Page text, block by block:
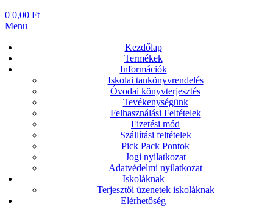
0 0,00 Ft
Menu
Kezdőlap
Termékek
Információk
Iskolai tankönyvrendelés
Óvodai könyvterjesztés
Tevékenységünk
Felhasználási Feltételek
Fizetési mód
Szállítási feltételek
Pick Pack Pontok
Jogi nyilatkozat
Adatvédelmi nyilatkozat
Iskoláknak
Terjesztői üzenetek iskoláknak
Elérhetőség